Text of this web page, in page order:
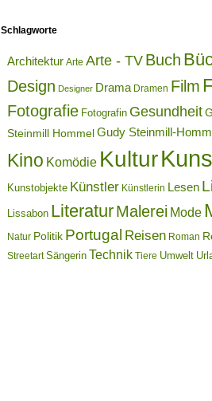
Schlagworte
Architektur Arte Arte - TVBuch
Design Designer Drama Dramen Film
Fotografie Fotografin Gesundheit
Steinmill Hommel Gudy Steinmill-
Kino Komödie Kultur
Kunstobjekte Künstler Künstlerin Lesen
Lissabon LiteraturMalerei Mode
Natur Politik Portugal Reisen Roman
Streetart Sängerin Technik Tiere Umwelt